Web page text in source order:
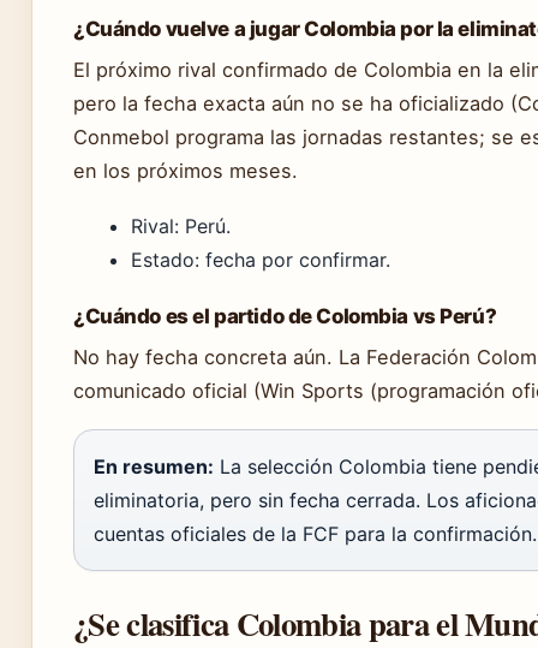
¿Cuándo vuelve a jugar Colombia por la
El próximo rival confirmado de Colombia en la
pero la fecha exacta aún no se ha oficializado
Conmebol programa las jornadas restantes; se
en los próximos meses.
Rival: Perú.
Estado: fecha por confirmar.
¿Cuándo es el partido de Colombia vs Perú?
No hay fecha concreta aún. La Federación
comunicado oficial (Win Sports (programación
En resumen: La selección Colombia tiene
eliminatoria, pero sin fecha cerrada. Los
cuentas oficiales de la FCF para la confirmación.
¿Se clasifica Colombia para el